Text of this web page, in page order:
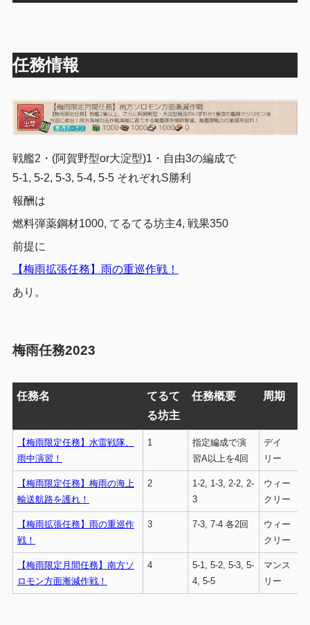
任務情報
戦艦2・(阿賀野型or大淀型)1・自由3の編成で
5-1, 5-2, 5-3, 5-4, 5-5 それぞれS勝利
報酬は
燃料弾薬鋼材1000, てるてる坊主4, 戦果350
前提に
【梅雨拡張任務】雨の重巡作戦！
あり。
梅雨任務2023
任務名
てるて
る坊主
任務概要 周期
【梅雨限定任務】水雷戦隊、
雨中演習！
1
指定編成で演
習A以上を4回
デイ
リー
【梅雨限定任務】梅雨の海上
輸送航路を護れ！
2
1-2, 1-3, 2-2, 2-
3
ウィー
クリー
【梅雨拡張任務】雨の重巡作
戦！
3 7-3, 7-4 各2回
ウィー
クリー
【梅雨限定月間任務】南方ソ
ロモン方面漸減作戦！
4
5-1, 5-2, 5-3, 5-
4, 5-5
マンス
リー